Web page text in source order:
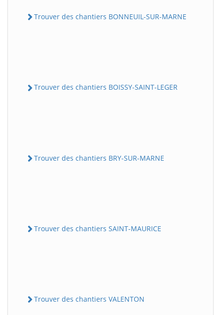
Trouver des chantiers BONNEUIL-SUR-MARNE
Trouver des chantiers BOISSY-SAINT-LEGER
Trouver des chantiers BRY-SUR-MARNE
Trouver des chantiers SAINT-MAURICE
Trouver des chantiers VALENTON